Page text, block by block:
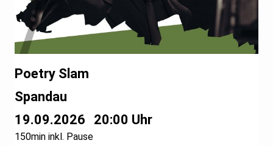
19.09.2026 20:00 Uhr
150min inkl. Pause
Poetry Slam
Spandau